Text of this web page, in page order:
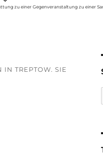
zu einer Gegenveranstaltung zu einer
IN TREPTOW. SIE